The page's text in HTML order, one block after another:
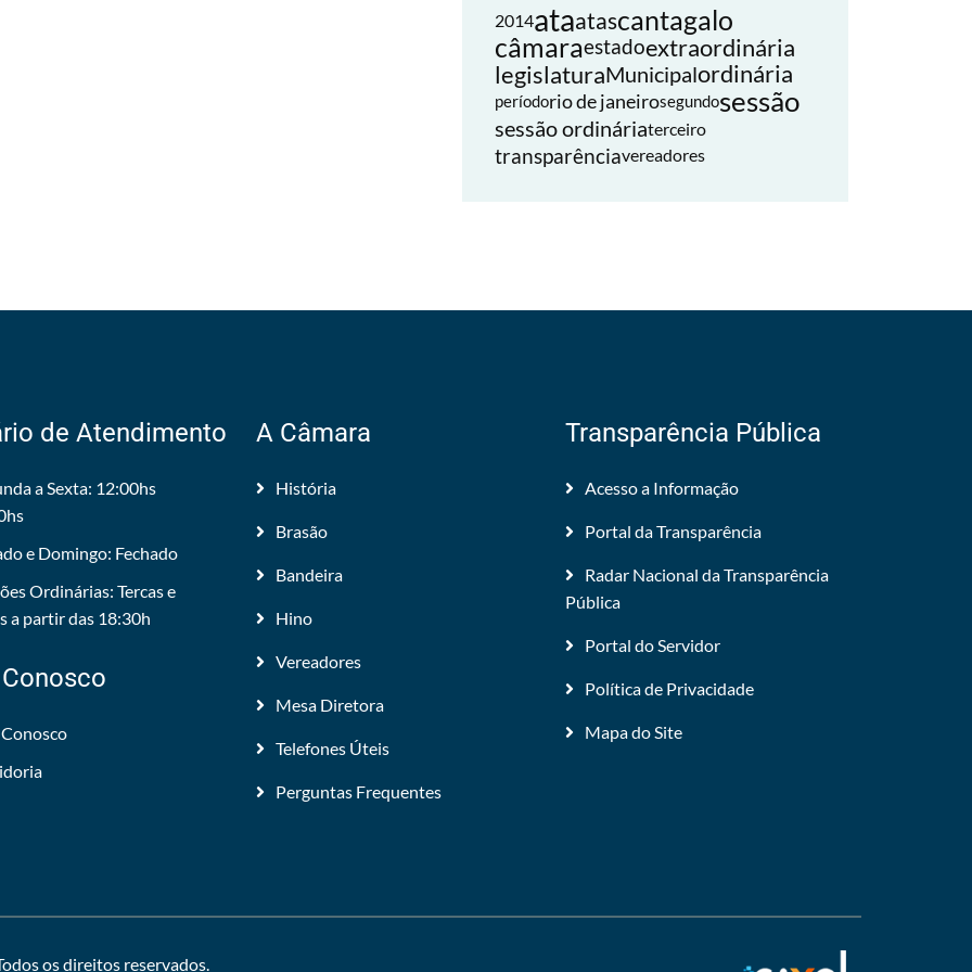
2014ataatascantagalo
câmaraestadoextraordinária
legislaturaMunicipalordinária
períodorio de janeirosegundosessão
sessão ordináriaterceiro
transparênciavereadores
de Atendimento
a Sexta: 12:00hs
e Domingo: Fechado
Ordinárias: Tercas e
a partir das 18:30h
A Câmara
História
Brasão
Bandeira
Hino
Vereadores
Mesa Diretora
Telefones Úteis
Perguntas Frequentes
Transparência Pública
Acesso a Informação
Portal da Transparência
Radar Nacional da Transparência
Pública
Portal do Servidor
Política de Privacidade
Mapa do Site
os direitos reservados.